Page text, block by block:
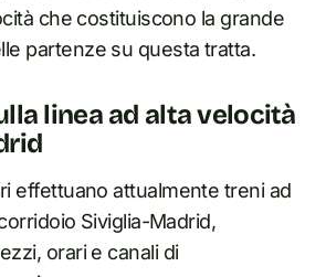
che costituiscono la grande
partenze su questa tratta.
linea ad alta velocità
effettuano attualmente treni ad
Siviglia-Madrid,
orari e canali di